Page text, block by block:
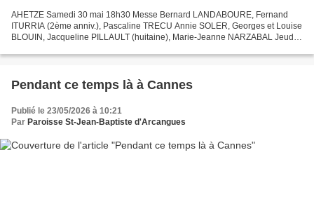
AHETZE Samedi 30 mai 18h30 Messe Bernard LANDABOURE, Fernand
ITURRIA (2ème anniv.), Pascaline TRECU Annie SOLER, Georges et Louise
BLOUIN, Jacqueline PILLAULT (huitaine), Marie-Jeanne NARZABAL Jeudi 4
Pendant ce temps là à Cannes
Publié le 23/05/2026 à 10:21
Par Paroisse St-Jean-Baptiste d'Arcangues